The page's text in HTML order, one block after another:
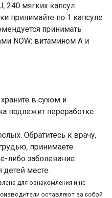
240 мягких капсул
принимайте по 1 капсуле
принимать
NOW: витамином A и
в сухом и
подлежит переработке.
Обратитесь к врачу,
принимаете
либо заболевание.
месте.
для ознакомления и не
оставляют за собой